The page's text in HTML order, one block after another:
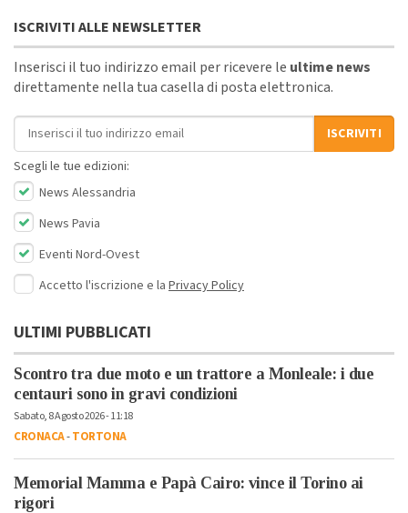
ISCRIVITI ALLE NEWSLETTER
Inserisci il tuo indirizzo email per ricevere le ultime news
direttamente nella tua casella di posta elettronica.
Indirizzo email
ISCRIVITI
Scegli le tue edizioni:
News Alessandria
News Pavia
Eventi Nord-Ovest
Accetto l'iscrizione e la Privacy Policy
ULTIMI PUBBLICATI
Scontro tra due moto e un trattore a Monleale: i due
centauri sono in gravi condizioni
Sabato, 8 Agosto 2026 - 11:18
CRONACA-TORTONA
Memorial Mamma e Papà Cairo: vince il Torino ai
rigori